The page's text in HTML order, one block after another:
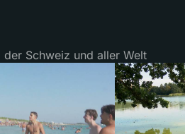
Schweiz und aller Welt